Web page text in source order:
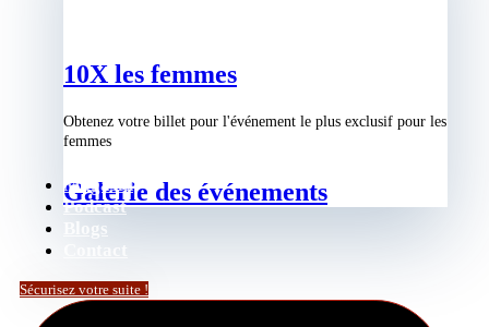
10X les femmes
Obtenez votre billet pour l'événement le plus exclusif pour les
femmes
Galerie des événements
Magasin
Podcast
Blogs
Sécurisez votre suite !